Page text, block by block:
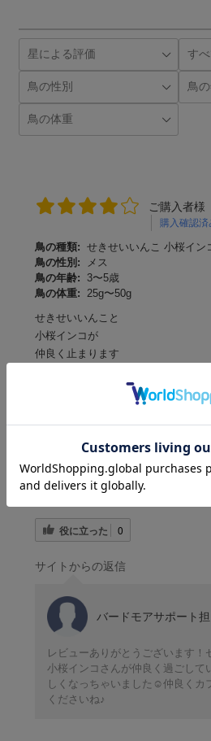
ご購入者様
購入確認済
鳥の種類: せきせいいんこ 小桜イン
鳥の性別:
メス
鳥の年齢:
3〜5歳
鳥の体重:
25g〜50g
せきせいいんこと
小桜インコが
仲良く止まります
役に立った 0
サイトからの返信
バードモアサポート担
レビューありがとうございます！
小桜インコさんが仲良く過ごして
しくなっちゃいました☺️仲良くカ
くださいね♪